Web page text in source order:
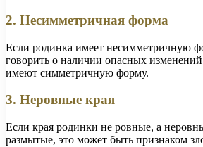
2. Несимметричная форма
Если родинка имеет несимметричную
говорить о наличии опасных
имеют симметричную форму.
3. Неровные края
Если края родинки не ровные, а
размытые, это может быть признаком